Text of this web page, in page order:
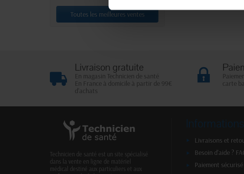
Toutes les meilleures ventes
Livraison gratuite
En magasin Technicien de santé
En France à domicile à partir de 99€
d'achats
carte
Technicien de santé est un site spécialisé
dans la vente en ligne de matériel
médical destiné aux particuliers et aux
Informations
Livraisons et
Besoin d'aide ?
Paiement sécurisé